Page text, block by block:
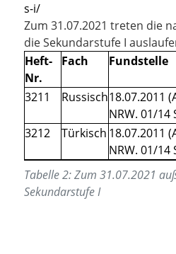
s-i/
Zum 31.07.2021 treten die
die Sekundarstufe I
Heft-
Nr.
Fach Fundstelle
3211 Russisch18.07.2011
NRW. 01/14
3212
Türkisch 18.07.2011
NRW. 01/14
Tabelle2:Zum 31.07.2021
Sekundarstufe I